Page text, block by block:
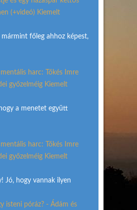
(+videó) Kiemelt
főleg ahhoz képest,
harc: Tőkés Imre
győzelméig Kiemelt
a menetet együtt
harc: Tőkés Imre
győzelméig Kiemelt
Jó, hogy vannak ilyen
isteni póráz? - Ádám és